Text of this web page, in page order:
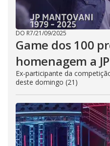
DO R7/21/09/2025
Game dos 100
homenagem a
Ex-participante da
deste domingo (21)